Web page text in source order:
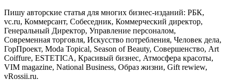
Пишу авторские статья для многих бизнес-изданий: РБК,
vc.ru, Коммерсант, Собеседник, Коммерческий директор,
Генеральный Директор, Управление персоналом,
Современная торговля, Искусство потребления, Человек дела,
ГорПроект, Moda Topical, Season of Beauty, Совершенство, Art
Coiffure, ESTETICA, Красивый бизнес, Атмосфера красоты,
VIM magazine, National Business, Образ жизни, Gift rewiew,
vRossii.ru.